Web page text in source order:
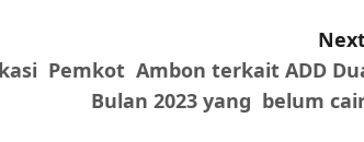
Pemkot Ambon terkait ADD
Bulan 2023 yang belum